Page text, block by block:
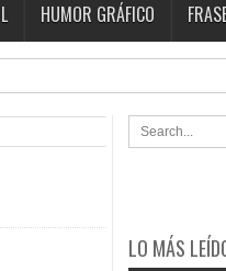
HUMOR GRÁFICO
Horarios de la fecha 6 del
LO MÁS